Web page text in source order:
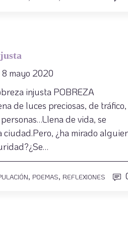
8 mayo 2020
injusta POBREZA
de luces preciosas, de tráfico,
de vida, se
ciudad.Pero, ¿ha mirado
, POEMAS, REFLEXIONES